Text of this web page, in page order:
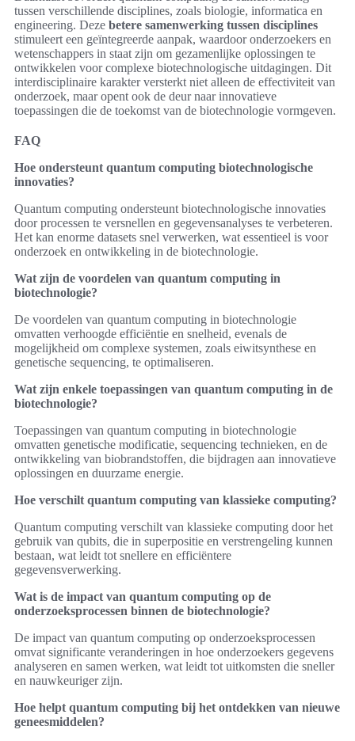
tussen verschillende disciplines, zoals biologie, informatica en
engineering. Deze betere samenwerking tussen disciplines
stimuleert een geïntegreerde aanpak, waardoor onderzoekers en
wetenschappers in staat zijn om gezamenlijke oplossingen te
ontwikkelen voor complexe biotechnologische uitdagingen. Dit
interdisciplinaire karakter versterkt niet alleen de effectiviteit van
onderzoek, maar opent ook de deur naar innovatieve
toepassingen die de toekomst van de biotechnologie vormgeven.
FAQ
Hoe ondersteunt quantum computing biotechnologische
innovaties?
Quantum computing ondersteunt biotechnologische innovaties
door processen te versnellen en gegevensanalyses te verbeteren.
Het kan enorme datasets snel verwerken, wat essentieel is voor
onderzoek en ontwikkeling in de biotechnologie.
Wat zijn de voordelen van quantum computing in
biotechnologie?
De voordelen van quantum computing in biotechnologie
omvatten verhoogde efficiëntie en snelheid, evenals de
mogelijkheid om complexe systemen, zoals eiwitsynthese en
genetische sequencing, te optimaliseren.
Wat zijn enkele toepassingen van quantum computing in de
biotechnologie?
Toepassingen van quantum computing in biotechnologie
omvatten genetische modificatie, sequencing technieken, en de
ontwikkeling van biobrandstoffen, die bijdragen aan innovatieve
oplossingen en duurzame energie.
Hoe verschilt quantum computing van klassieke computing?
Quantum computing verschilt van klassieke computing door het
gebruik van qubits, die in superpositie en verstrengeling kunnen
bestaan, wat leidt tot snellere en efficiëntere
gegevensverwerking.
Wat is de impact van quantum computing op de
onderzoeksprocessen binnen de biotechnologie?
De impact van quantum computing op onderzoeksprocessen
omvat significante veranderingen in hoe onderzoekers gegevens
analyseren en samen werken, wat leidt tot uitkomsten die sneller
en nauwkeuriger zijn.
Hoe helpt quantum computing bij het ontdekken van nieuwe
geneesmiddelen?